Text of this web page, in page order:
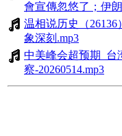
會宣傳忽悠了；伊
温相说历史（
象深刻.mp3
中美峰会超预期_台
察-20260514.mp3